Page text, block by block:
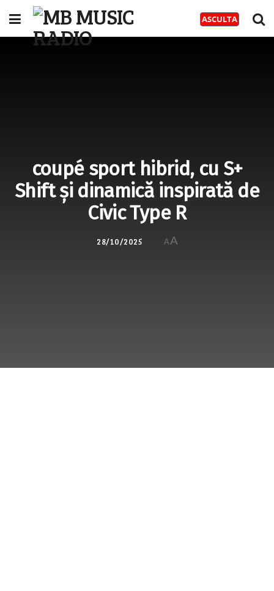
coupé sport hibrid, cu S+
Shift și dinamică inspirată de
Civic Type R
28/10/2025 A A